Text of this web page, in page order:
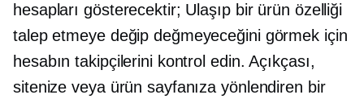
hesapları gösterecektir; Ulaşıp bir ürün özelliği
talep etmeye değip değmeyeceğini görmek için
hesabın takipçilerini kontrol edin. Açıkçası,
sitenize veya ürün sayfanıza yönlendiren bir